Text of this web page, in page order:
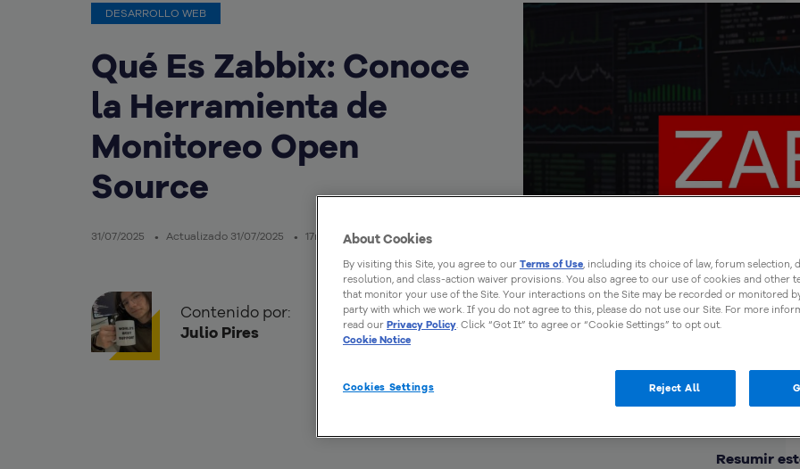
DESARROLLO WEB
Qué Es Zabbix: Conoce
la Herramienta de
Monitoreo Open
Source
31/07/2025 Actualizado 31/07/2025 17mins de lectura
Contenido por:
Julio Pires
Resumir
About Cookies
By visiting this Site, you agree to our Terms of Use, including its choice of law, forum selection,
resolution, and class-action waiver provisions. You also agree to our use of cookies and other
that monitor your use of the Site. Your interactions on the Site may be recorded or monitored
party with which we work. If you do not agree to this, please do not use our Site. For more
read our Privacy Policy. Click “Got It” to agree or “Cookie Settings” to opt out.
Cookie Notice
Cookies Settings Reject All